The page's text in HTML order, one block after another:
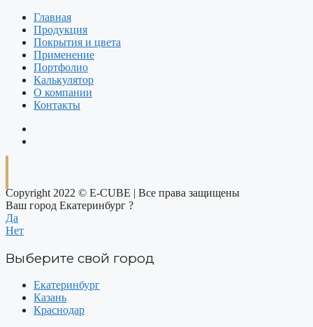
Главная
Продукция
Покрытия и цвета
Применение
Портфолио
Калькулятор
О компании
Контакты
Copyright 2022 © E-CUBE | Все права защищены
Ваш город Екатеринбург ?
Да
Нет
Выберите свой город
Екатеринбург
Казань
Краснодар